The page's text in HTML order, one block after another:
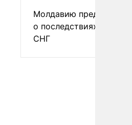
Молдавию
о последствиях выхода
СНГ